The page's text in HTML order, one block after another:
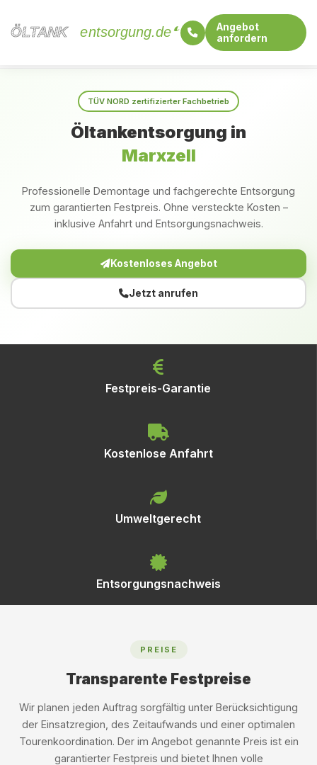
ÖLTANK
ÖLTANK entsorgung.de
Angebot
anfordern
TÜV NORD zertifizierter Fachbetrieb
Öltankentsorgung in
Marxzell
Professionelle Demontage und fachgerechte Entsorgung
zum garantierten Festpreis. Ohne versteckte Kosten –
inklusive Anfahrt und Entsorgungsnachweis.
Kostenloses Angebot
Jetzt anrufen
Festpreis-Garantie
Kostenlose Anfahrt
Umweltgerecht
Entsorgungsnachweis
PREISE
Transparente Festpreise
Wir planen jeden Auftrag sorgfältig unter Berücksichtigung
der Einsatzregion, des Zeitaufwands und einer optimalen
Tourenkoordination. Der im Angebot genannte Preis ist ein
garantierter Festpreis und bietet Ihnen volle